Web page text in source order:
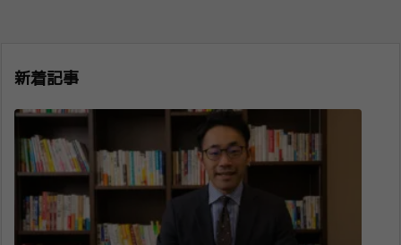
新着記事